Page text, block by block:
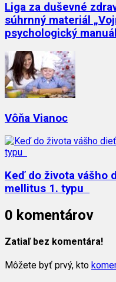
Liga za duševné
súhrnný materiál
psychologický
Vôňa Vianoc
Keď do života vášho
mellitus 1. typu
0 komentárov
Zatiaľ bez komentára!
Môžete byť prvý, kto